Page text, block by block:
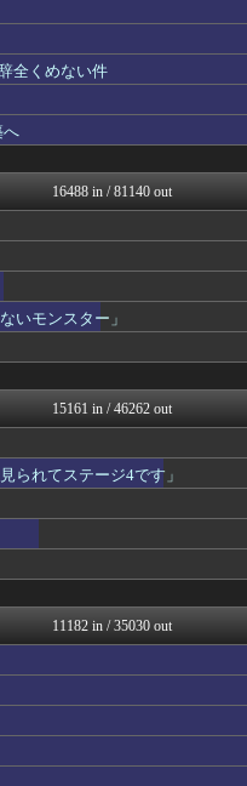
ハロン棒ch
漫画まとめ速報
デジタルニューススレッド
まとめロッテ！
ベイスターズ速報＠なんJ
ラビット速報
アナ速‐女子アナ画像速報
おにひめちゃんの監視部屋-...
NEWSぽけまとめーる
おにひめちゃんの監視部屋-...
まとめCUP
アニゲー速報
浮気ちゃんねる
ゴールデンタイムズ
VIPPER速報
ホロちゃんねる
なんじぇいスタジアム＠なん...
おーるじゃんる
ぶる速-VIP
全くめない件
へ
16488 in / 81140 out
いモンスター」
15161 in / 46262 out
られてステージ4です」
11182 in / 35030 out